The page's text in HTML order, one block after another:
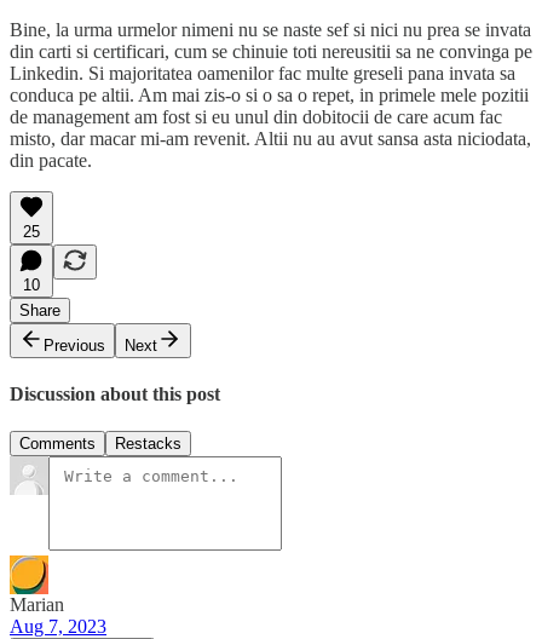
Bine, la urma urmelor nimeni nu se naste sef si nici nu prea se invata
din carti si certificari, cum se chinuie toti nereusitii sa ne convinga pe
Linkedin. Si majoritatea oamenilor fac multe greseli pana invata sa
conduca pe altii. Am mai zis-o si o sa o repet, in primele mele pozitii
de management am fost si eu unul din dobitocii de care acum fac
misto, dar macar mi-am revenit. Altii nu au avut sansa asta niciodata,
din pacate.
25
10
Share
Previous
Next
Discussion about this post
Comments Restacks
Marian
Aug 7, 2023